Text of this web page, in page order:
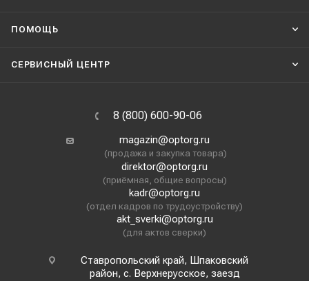
ПОМОЩЬ
СЕРВИСНЫЙ ЦЕНТР
8 (800) 600-90-06
magazin@optorg.ru
(продажа и закупка товара)
direktor@optorg.ru
(приёмная, общие вопросы)
kadr@optorg.ru
(отдел кадров по трудоустройству)
akt_sverki@optorg.ru
(для актов сверки)
Ставропольский край, Шпаковский
район, с. Верхнерусское, заезд